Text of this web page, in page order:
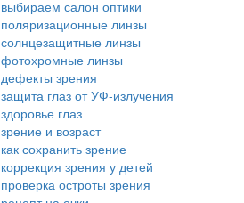
выбираем салон оптики
поляризационные линзы
солнцезащитные линзы
фотохромные линзы
дефекты зрения
защита глаз от УФ-излучения
здоровье глаз
зрение и возраст
как сохранить зрение
коррекция зрения у детей
проверка остроты зрения